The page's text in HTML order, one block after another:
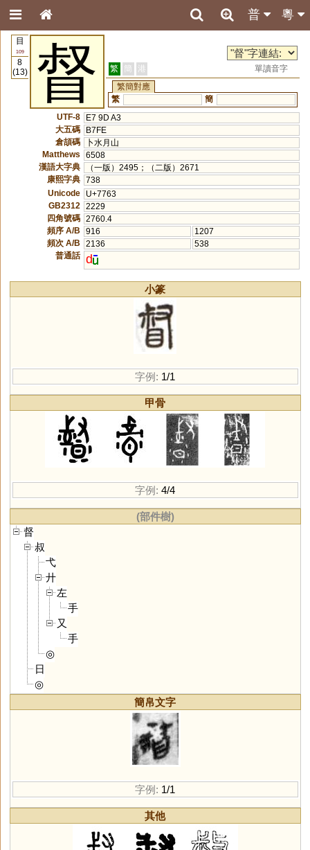
粵
普
目
109
8
(13)
督 繁 簡 港
單讀音字
繁簡對應
繁
簡
UTF-8
E7 9D A3
大五碼
B7FE
倉頡碼
卜水月山
Matthews
6508
漢語大字典
（一版）2495；（二版）2671
康熙字典 738
Unicode
U+7763
GB2312
2229
四角號碼 2760.4
頻序 A/B
916
1207
頻次 A/B
2136
538
普通話 d
小篆
字例: 1/1
甲骨
字例: 4/4
(部件樹)
督
叔
弋
廾
左
手
又
手
◎
日
◎
簡帛文字
字例: 1/1
其他